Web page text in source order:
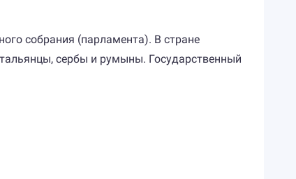
собрания (парламента). В стране
сербы и румыны. Государственный